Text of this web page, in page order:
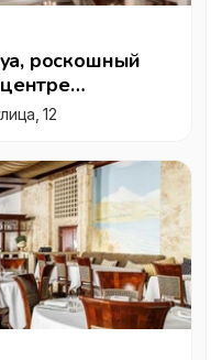
роскошный
12